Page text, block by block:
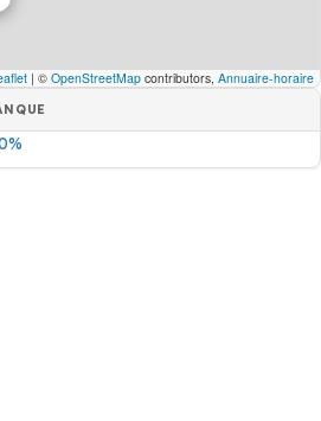
| © OpenStreetMap contributors, Annuaire-horaire